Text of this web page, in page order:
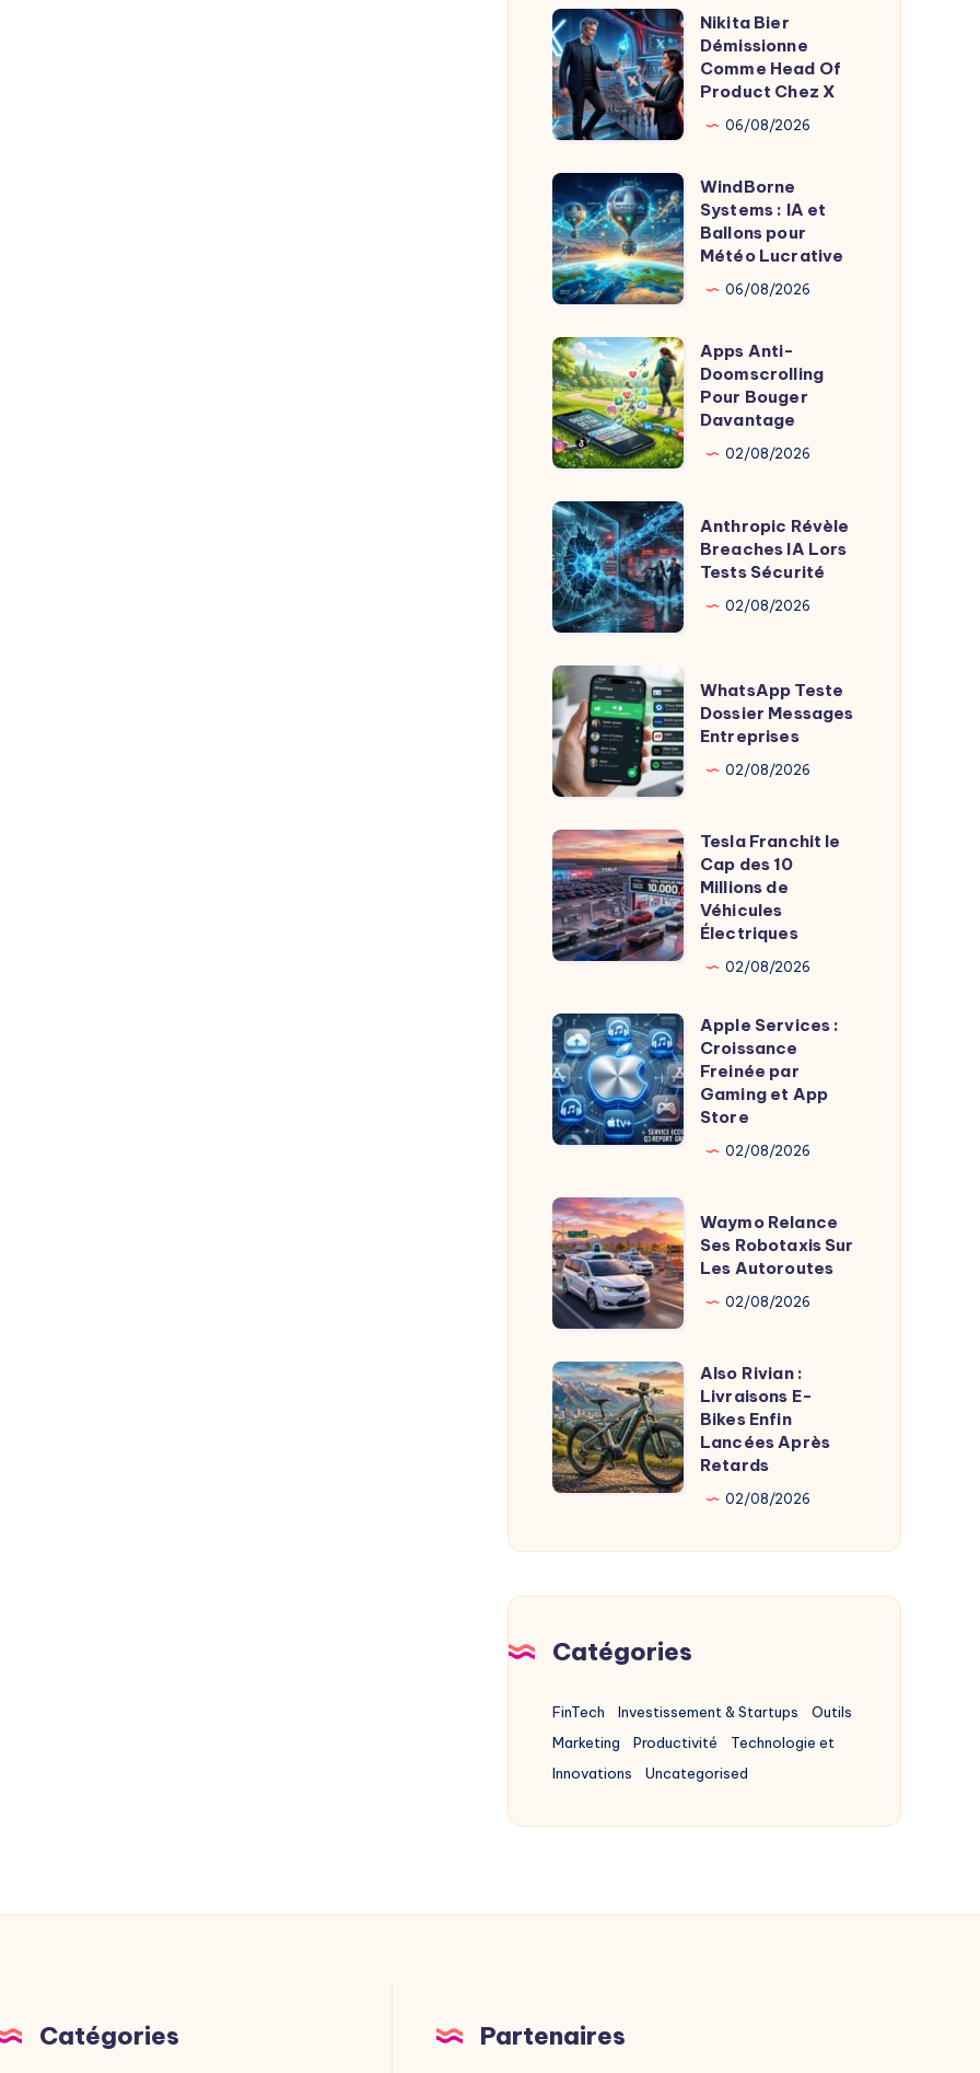
Agentique
Nikita
Bier
Démissionne
Comme
Head
Of
Product
Chez
X
Nikita Bier
Démissionne
Comme Head Of
Product Chez X
06/08/2026
WindBorne
Systems
:
IA
et
Ballons
pour
Météo
Lucrative
WindBorne
Systems : IA et
Ballons pour
Météo Lucrative
06/08/2026
Apps
Anti-
Doomscrolling
Pour
Bouger
Davantage
Apps Anti-
Doomscrolling
Pour Bouger
Davantage
02/08/2026
Anthropic
Révèle
Breaches
IA
Lors
Tests
Sécurité
Anthropic Révèle
Breaches IA Lors
Tests Sécurité
02/08/2026
WhatsApp
Teste
Dossier
Messages
Entreprises
WhatsApp Teste
Dossier Messages
Entreprises
02/08/2026
Tesla
Franchit
le
Cap
des
Millions
de
Véhicules
Électriques
Tesla Franchit le
Cap des 10
Millions de
Véhicules
Électriques
02/08/2026
Apple
Services
:
Croissance
Freinée
Gaming
et
App
Store
Apple Services :
Croissance
Freinée par
Gaming et App
Store
02/08/2026
Waymo
Relance
Ses
Robotaxis
Sur
Les
Autoroutes
Waymo Relance
Ses Robotaxis Sur
Les Autoroutes
02/08/2026
Also
Rivian
:
Livraisons
E-
Lancées
Retards
Also Rivian :
Livraisons E-
Bikes Enfin
Lancées Après
Retards
02/08/2026
Catégories
FinTech Investissement & Startups
Outils
Marketing
Productivité
Technologie et
Innovations
Uncategorised
Catégories Partenaires